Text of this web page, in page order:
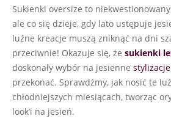
Sukienki oversize to
ale co się dzieje, gdy lato ustępuje
luźne kreacje muszą zniknąć na dni
przeciwnie! Okazuje się, że sukienki
doskonały wybór na jesienne stylizacje
przekonać. Sprawdźmy, jak nosić te
chłodniejszych miesiącach, tworząc
look’i na jesień.